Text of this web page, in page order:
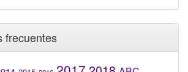
frecuentes